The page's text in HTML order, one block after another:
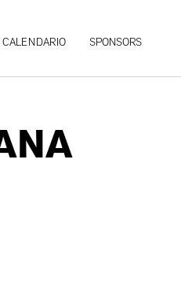
CALENDARIO SPONSORS